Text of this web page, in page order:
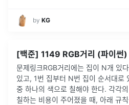
by KG
[백준] 1149 RGB거리 (파이썬)
문제링크RGB거리에는 집이 N개 있
있고, 1번 집부터 N번 집이 순서대로
중 하나의 색으로 칠해야 한다. 각각
칠하는 비용이 주어졌을 때, 아래 규